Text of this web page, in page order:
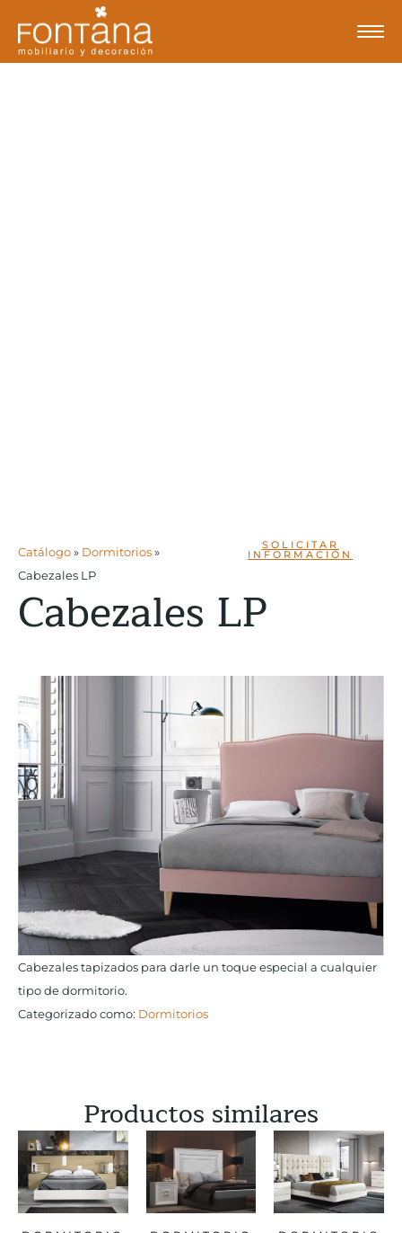
Catálogo» Dormitorios»
Cabezales LP
SOLICITAR
INFORMACIÓN
Cabezales LP
Cabezales tapizados para darle un toque especial a cualquier
tipo de dormitorio.
Categorizado como: Dormitorios
Productos similares